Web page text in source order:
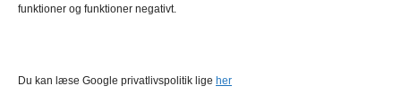
funktioner og funktioner negativt.
Du kan læse Google privatlivspolitik lige her
Se Fødevarestyrelsens smiley-rapporter